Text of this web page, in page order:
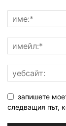
запишете
следващия път,